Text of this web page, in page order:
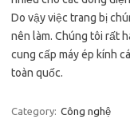
Do vậy việc trang bị
nên làm. Chúng tôi rất
cung cấp máy ép kính
toàn quốc.
Category: Công nghệ